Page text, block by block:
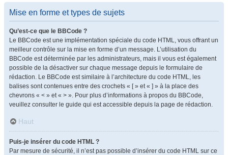
Mise en forme et types de sujets
Qu’est-ce que le BBCode ?
Le BBCode est une implémentation spéciale du code HTML, vous offrant un
meilleur contrôle sur la mise en forme d’un message. L’utilisation du
BBCode est déterminée par les administrateurs, mais il vous est également
possible de la désactiver sur chaque message depuis le formulaire de
rédaction. Le BBCode est similaire à l’architecture du code HTML, les
balises sont contenues entre des crochets « [ » et « ] » à la place des
chevrons « < » et « > ». Pour plus d’informations à propos du BBCode,
veuillez consulter le guide qui est accessible depuis la page de rédaction.
Haut
Puis-je insérer du code HTML ?
Par mesure de sécurité, il n’est pas possible d’insérer du code HTML sur ce